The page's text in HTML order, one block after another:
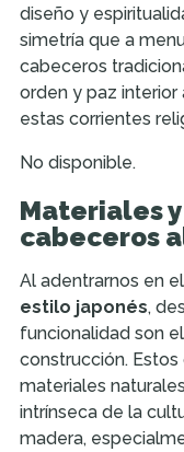
diseño y
simetría que a
cabeceros
orden y paz interior
estas corrientes
No disponible.
Materiales
cabeceros
Al adentrarnos en
estilo japonés,
funcionalidad son
construcción.
materiales
intrínseca de la
madera,